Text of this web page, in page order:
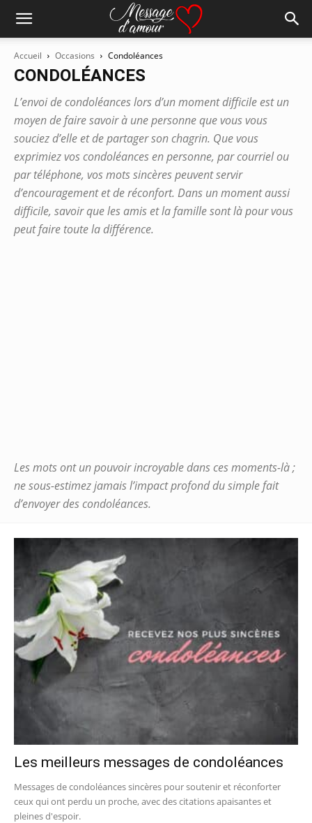
Accueil Occasions Condoléances
CONDOLÉANCES
L’envoi de condoléances lors d’un moment difficile est un
moyen de faire savoir à une personne que vous vous
souciez d’elle et de partager son chagrin. Que vous
exprimiez vos condoléances en personne, par courriel ou
par téléphone, vos mots sincères peuvent servir
d’encouragement et de réconfort. Dans un moment aussi
difficile, savoir que les amis et la famille sont là pour vous
peut faire toute la différence.
Les mots ont un pouvoir incroyable dans ces moments-là ;
ne sous-estimez jamais l’impact profond du simple fait
d’envoyer des condoléances.
Les meilleurs messages de condoléances
Messages de condoléances sincères pour soutenir et réconforter
ceux qui ont perdu un proche, avec des citations apaisantes et
pleines d'espoir.